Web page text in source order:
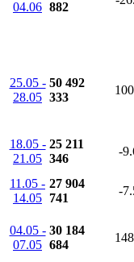
04.06 882
25.05 -
28.05
50 492
333
18.05 -
21.05
25 211
346
-
11.05 -
14.05
27 904
741
-
04.05 -
07.05
30 184
684